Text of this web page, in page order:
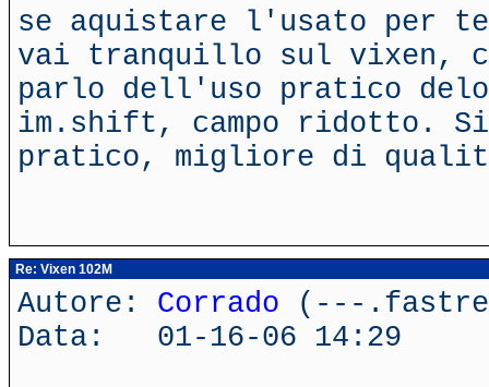
se aquistare l'usato per
vai tranquillo sul vixen,
parlo dell'uso pratico
im.shift, campo ridotto.
pratico, migliore di
Re: Vixen 102M
Autore: Corrado (---
Data: 01-16-06 14:29